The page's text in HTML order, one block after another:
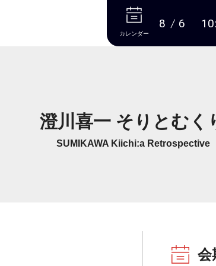
本文へ
カレンダー
8 6
澄川喜一 そりとむく
SUMIKAWA Kiichi:a Retrospective
会